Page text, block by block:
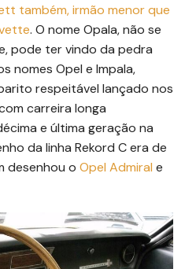
também, irmão menor que
. O nome Opala, não se
pode ter vindo da pedra
nomes Opel e Impala,
respeitável lançado nos
carreira longa
e última geração na
da linha Rekord C era de
desenhou o Opel Admiral e